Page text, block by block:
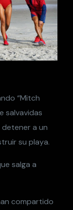
“Mitch
salvavidas
a un
su playa.
salga a
compartido